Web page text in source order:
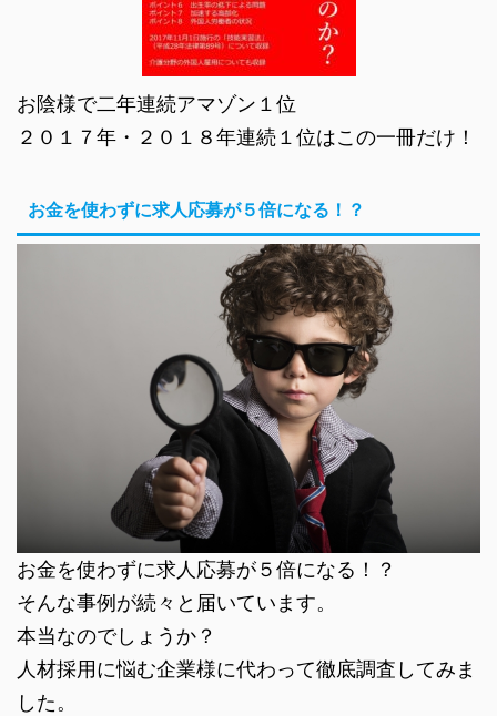
お陰様で二年連続アマゾン１位
２０１７年・２０１８年連続１位はこの一冊だけ！
お金を使わずに求人応募が５倍になる！？
お金を使わずに求人応募が５倍になる！？
そんな事例が続々と届いています。
本当なのでしょうか？
人材採用に悩む企業様に代わって徹底調査してみま
した。